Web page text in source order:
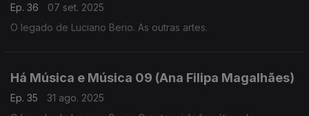
Ep. 36
07 set. 2025
O legado de Luciano Berio. As outras artes.
Há Música e Música 09 (Ana Filipa Magalhães)
Ep. 35
31 ago. 2025